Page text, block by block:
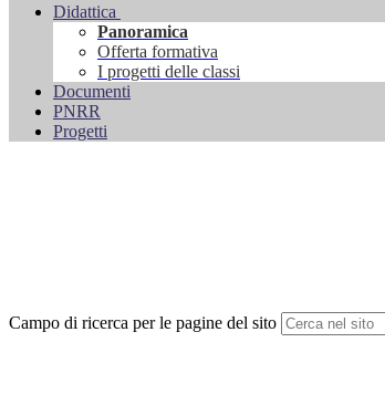
Didattica
Panoramica
Offerta formativa
I progetti delle classi
Documenti
PNRR
Progetti
Campo di ricerca per le pagine del sito